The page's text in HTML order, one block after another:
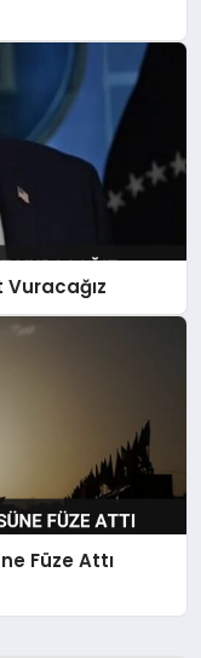
Vuracağız
Füze Attı